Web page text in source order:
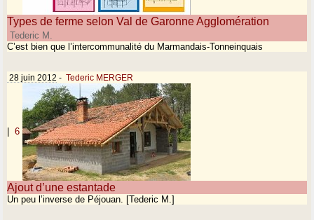
Types de ferme selon Val de Garonne Agglomération
Tederic M.
C’est bien que l’intercommunalité du Marmandais-Tonneinquais
28 juin 2012 - Tederic MERGER
6
Ajout d’une estantade
Un peu l’inverse de Péjouan. [Tederic M.]